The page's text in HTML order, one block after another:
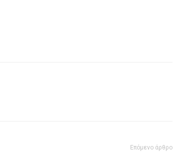
Επόμενο άρθρο